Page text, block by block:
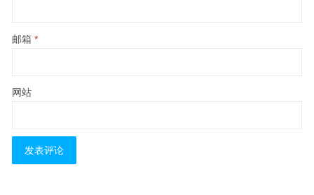
邮箱 *
网站